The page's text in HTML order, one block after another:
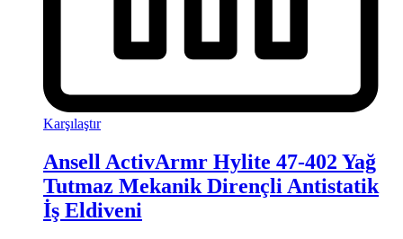
Karşılaştır
Ansell ActivArmr Hylite 47-402 Yağ
Tutmaz Mekanik Dirençli Antistatik
İş Eldiveni